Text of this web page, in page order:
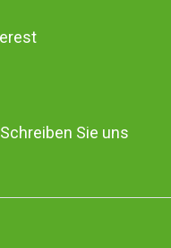
Schreiben Sie uns